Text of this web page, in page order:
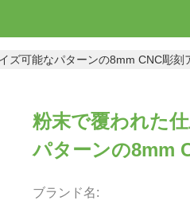
ズ可能なパターンの8mm CNC彫刻
粉末で覆われた
パターンの8mm
ブランド名: